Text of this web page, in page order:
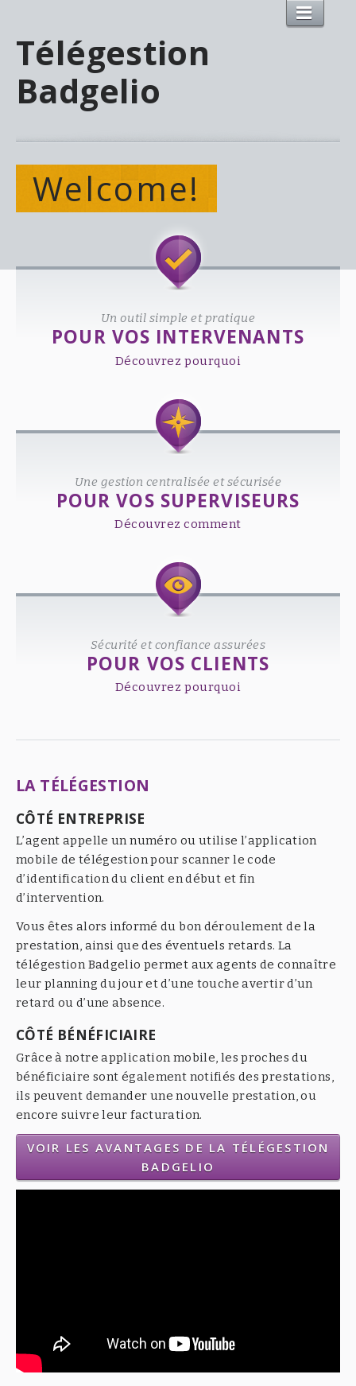
Télégestion
Badgelio
Welcome!
Un outil simple et pratique
POUR VOS INTERVENANTS
Découvrez pourquoi
Une gestion centralisée et sécurisée
POUR VOS SUPERVISEURS
Découvrez comment
Sécurité et confiance assurées
POUR VOS CLIENTS
Découvrez pourquoi
LA TÉLÉGESTION
CÔTÉ ENTREPRISE
L’agent appelle un numéro ou utilise l’application
mobile de télégestion pour scanner le code
d’identification du client en début et fin
d’intervention.
Vous êtes alors informé du bon déroulement de la
prestation, ainsi que des éventuels retards. La
télégestion Badgelio permet aux agents de connaître
leur planning du jour et d’une touche avertir d’un
retard ou d’une absence.
CÔTÉ BÉNÉFICIAIRE
Grâce à notre application mobile, les proches du
bénéficiaire sont également notifiés des prestations,
ils peuvent demander une nouvelle prestation, ou
encore suivre leur facturation.
VOIR LES AVANTAGES DE LA TÉLÉGESTION
BADGELIO